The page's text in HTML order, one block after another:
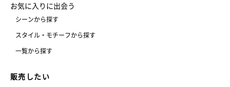
お気に入りに出会う
シーンから探す
スタイル・モチーフから探す
一覧から探す
販売したい